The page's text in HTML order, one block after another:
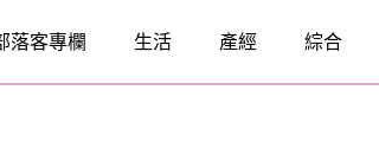
落客專欄 生活 產經 綜合